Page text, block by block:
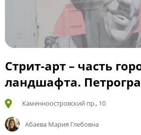
Стрит-арт – часть
ландшафта.
Каменноостровский пр., 10
Абаева Мария Глебовна